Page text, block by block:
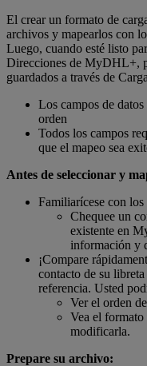
El crear un formato de
archivos y mapearlos con
Luego, cuando esté listo
Direcciones de MyDHL+,
guardados a través de
Los campos de
orden
Todos los campos
que el mapeo sea
Antes de seleccionar y
Familiarícese con los
Chequee un
existente en
información y
¡Compare
contacto de su
referencia. Usted
Ver el orden
Vea el formato
modificarla.
Prepare su archivo: